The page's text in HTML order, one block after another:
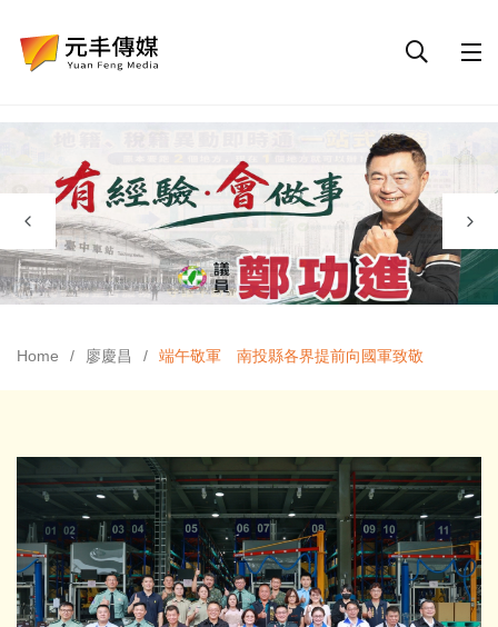
Home 廖慶昌 端午敬軍 南投縣各界提前向國軍致敬